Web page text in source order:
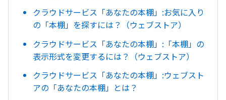
クラウドサービス「あなたの本棚」:お気に入り
の「本棚」を探すには？（ウェブストア）
クラウドサービス「あなたの本棚」:「本棚」の
表示形式を変更するには？（ウェブストア）
クラウドサービス「あなたの本棚」:ウェブスト
アの「あなたの本棚」とは？